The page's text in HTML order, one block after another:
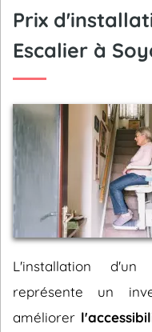
Prix
Escalier à
L'installation
représente un
améliorer